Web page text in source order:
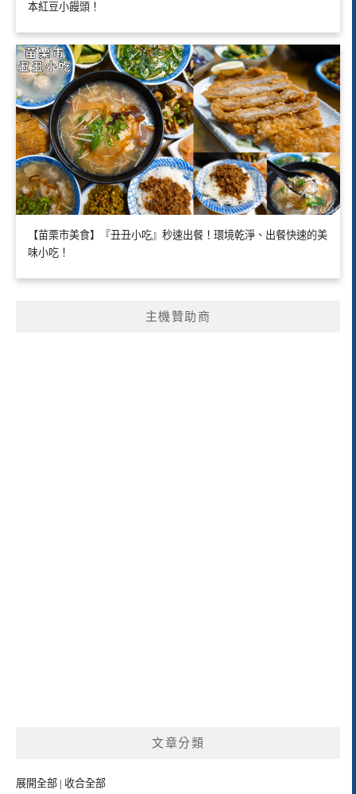
本紅豆小饅頭！
【苗栗市美食】『丑丑小吃』秒速出餐！環境乾淨、出餐快速的美
味小吃！
主機贊助商
文章分類
展開全部 | 收合全部